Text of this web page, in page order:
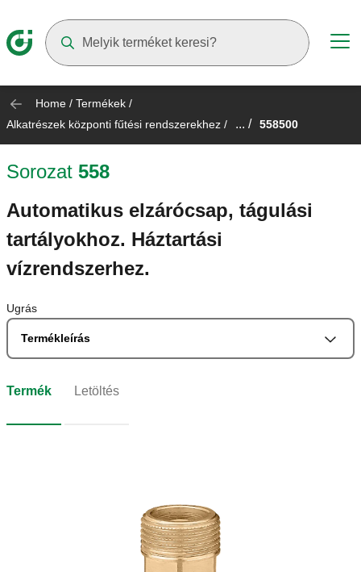
Home / Termékek /
Alkatrészek központi fűtési rendszerekhez / ... / 558500
Sorozat 558
Automatikus elzárócsap, tágulási
tartályokhoz. Háztartási
vízrendszerhez.
Ugrás
Termékleírás
Termék Letöltés